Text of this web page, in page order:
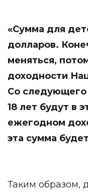
«Сумма для
долларов.
меняться,
доходности
Со следующего
18 лет будут в
ежегодном
эта сумма
Таким образом,